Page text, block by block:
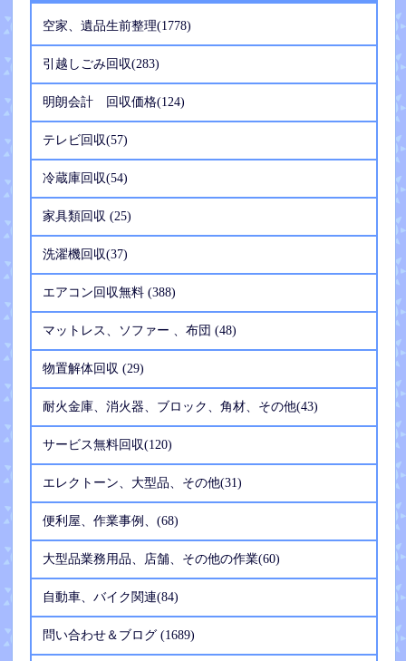
空家、遺品生前整理(1778)
引越しごみ回収(283)
明朗会計 回収価格(124)
テレビ回収(57)
冷蔵庫回収(54)
家具類回収 (25)
洗濯機回収(37)
エアコン回収無料 (388)
マットレス、ソファー 、布団 (48)
物置解体回収 (29)
耐火金庫、消火器、ブロック、角材、その他(43)
サービス無料回収(120)
エレクトーン、大型品、その他(31)
便利屋、作業事例、(68)
大型品業務用品、店舗、その他の作業(60)
自動車、バイク関連(84)
問い合わせ＆ブログ (1689)